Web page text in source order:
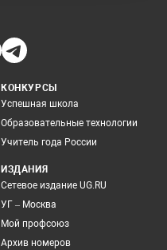
КОНКУРСЫ
Успешная школа
Образовательные технологии
Учитель года России
ИЗДАНИЯ
Сетевое издание UG.RU
УГ – Москва
Мой профсоюз
Архив номеров